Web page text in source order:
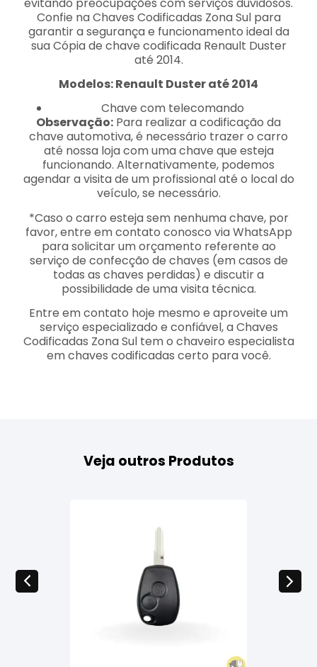
Confie na Chaves Codificadas Zona Sul para
garantir a segurança e funcionamento ideal da
sua Cópia de chave codificada Renault Duster
até 2014.
Modelos: Renault Duster até 2014
Chave com telecomando
Observação: Para realizar a codificação da
chave automotiva, é necessário trazer o carro
até nossa loja com uma chave que esteja
funcionando. Alternativamente, podemos
agendar a visita de um profissional até o local do
veículo, se necessário.
*Caso o carro esteja sem nenhuma chave, por
favor, entre em contato conosco via WhatsApp
para solicitar um orçamento referente ao
serviço de confecção de chaves (em casos de
todas as chaves perdidas) e discutir a
possibilidade de uma visita técnica.
Entre em contato hoje mesmo e aproveite um
serviço especializado e confiável, a Chaves
Codificadas Zona Sul tem o chaveiro especialista
em chaves codificadas certo para você.
Veja outros Produtos